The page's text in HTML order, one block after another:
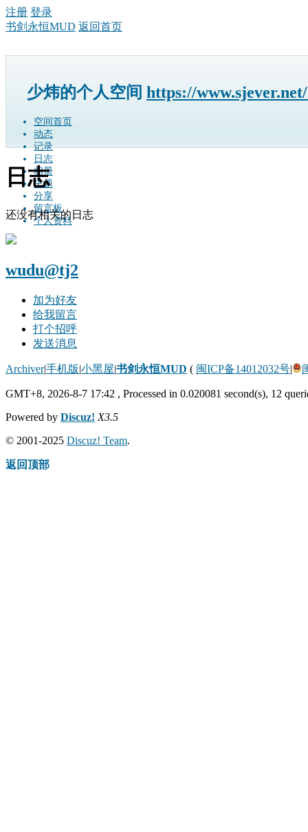
注册 登录
书剑永恒MUD 返回首页
少炜的个人空间 https://
空间首页
动态
记录
日志
相册
主题
分享
留言板
个人资料
日志
还没有相关的日志
wudu@tj2
加为好友
给我留言
打个招呼
发送消息
Archiver|手机版|小黑屋|书剑永恒MUD ( 闽ICP备14012032号|
GMT+8, 2026-8-7 17:42 , Processed in 0.020081 second(s), 12
Powered by Discuz! X3.5
© 2001-2025 Discuz! Team.
返回顶部